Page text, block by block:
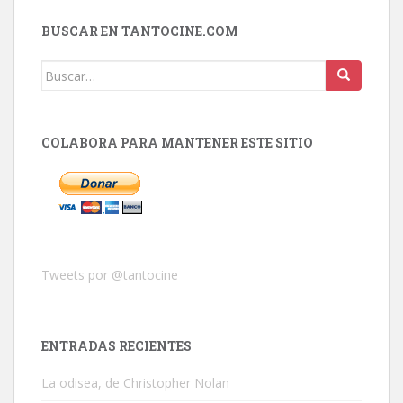
BUSCAR EN TANTOCINE.COM
Buscar:
COLABORA PARA MANTENER ESTE SITIO
Tweets por @tantocine
ENTRADAS RECIENTES
La odisea, de Christopher Nolan